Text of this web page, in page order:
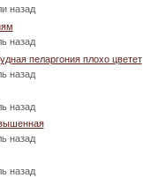
назад
назад
пеларгония плохо цветет
назад
назад
назад
назад